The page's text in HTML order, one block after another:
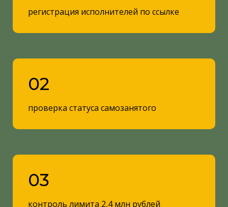
регистрация исполнителей по ссылке
02
проверка статуса самозанятого
03
контроль лимита 2,4 млн рублей